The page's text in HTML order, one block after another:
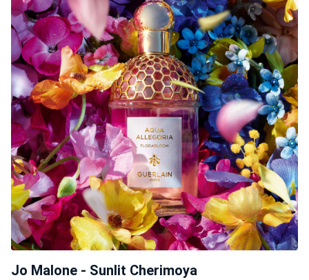
Jo Malone - Sunlit Cherimoya